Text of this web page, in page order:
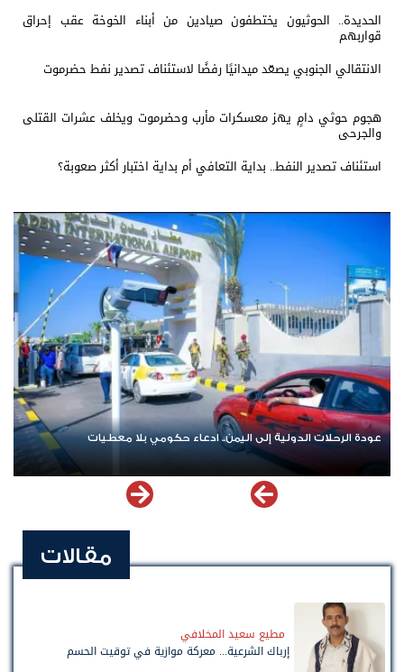
الحديدة.. الحوثيون يختطفون صيادين من أبناء الخوخة عقب إحراق
قواربهم
الانتقالي الجنوبي يصعّد ميدانيًا رفضًا لاستئناف تصدير نفط حضرموت
هجوم حوثي دامٍ يهز معسكرات مأرب وحضرموت ويخلف عشرات القتلى
والجرحى
استئناف تصدير النفط.. بداية التعافي أم بداية اختبار أكثر صعوبة؟
عودة الرحلات الدولية إلى اليمن.. ادعاء حكومي بلا معطيات
مقالات
مطيع سعيد المخلافي
إرباك الشرعية... معركة موازية في توقيت الحسم